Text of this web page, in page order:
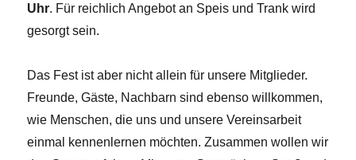
Uhr. Für reichlich Angebot an Speis und Trank wird
gesorgt sein.
Das Fest ist aber nicht allein für unsere Mitglieder.
Freunde, Gäste, Nachbarn sind ebenso willkommen,
wie Menschen, die uns und unsere Vereinsarbeit
einmal kennenlernen möchten. Zusammen wollen wir